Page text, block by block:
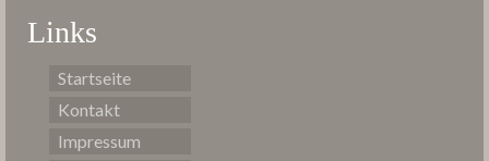
Links
Startseite
Kontakt
Impressum